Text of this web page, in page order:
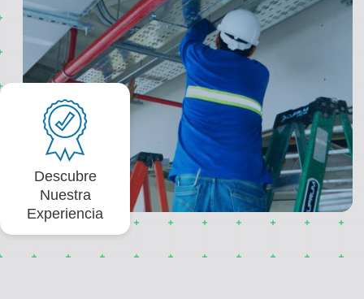
Descubre
Nuestra
Experiencia